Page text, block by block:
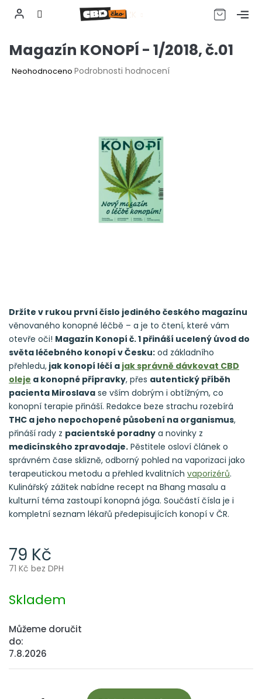
CZK
Magazín KONOPÍ - 1/2018, č.01
Průměrné
Neohodnoceno Podrobnosti hodnocení
79 Kč
71 Kč bez DPH
cena:
Skladem
Můžeme doručit
do:
7.8.2026
Držíte v rukou první číslo jediného českého magazínu
věnovaného konopné léčbě – a je to čtení, které vám
otevře oči! Magazín Konopí č. 1 přináší ucelený úvod do
světa léčebného konopí v Česku: od základního
přehledu, jak konopí léčí a jak správně dávkovat CBD
oleje a konopné přípravky, přes autentický příběh
pacienta Miroslava se vším dobrým i obtížným, co
konopní terapie přináší. Redakce beze strachu rozebírá
THC a jeho nepochopené působení na organismus,
přináší rady z pacientské poradny a novinky z
medicínského zpravodaje. Pěstitele osloví článek o
správném čase sklizně, odborný pohled na vaporizaci jako
terapeutickou metodu a přehled kvalitních vaporizérů.
Kulinářský zážitek nabídne recept na Bhang masalu a
kulturní téma zastoupí konopná jóga. Součástí čísla je i
kompletní seznam lékařů předepisujících konopí v ČR.